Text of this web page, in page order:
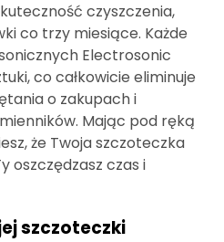
czyszczenia,
co trzy miesiące. Każde
Electrosonic
co całkowicie eliminuje
o zakupach i
Mając pod ręką
że Twoja szczoteczka
oszczędzasz czas i
szczoteczki